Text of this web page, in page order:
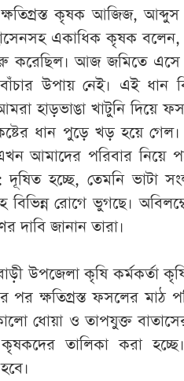
ক্ষতিগ্রস্ত কৃষক আজিজ,
একাধিক কৃষক বলেন,
আজ জমিতে এসে
উপায় নেই। এই ধান
হাড়ভাঙা খাটুনি দিয়ে
ধান পুড়ে খড় হয়ে
আমাদের পরিবার নিয়ে
হচ্ছে, তেমনি ভাটা সংলগ্ন
বিভিন্ন রোগে ভুগছে।
দাবি জানান তারা।
উপজেলা কৃষি কর্মকর্তা
পর ক্ষতিগ্রস্ত ফসলের মাঠ
ধোয়া ও তাপযুক্ত
কৃষকদের তালিকা করা